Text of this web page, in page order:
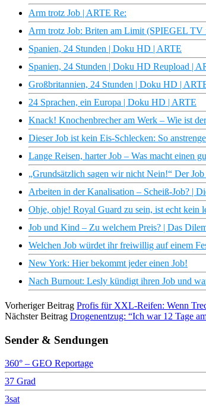
Arm trotz Job | ARTE Re:
Arm trotz Job: Briten am Limit (SPIEGEL TV
Spanien, 24 Stunden | Doku HD | ARTE
Spanien, 24 Stunden | Doku HD Reupload |
Großbritannien, 24 Stunden | Doku HD |
24 Sprachen, ein Europa | Doku HD | ARTE
Knack! Knochenbrecher am Werk – Wie ist
Dieser Job ist kein Eis-Schlecken: So
Lange Reisen, harter Job – Was macht einen
„Grundsätzlich sagen wir nicht Nein!“ Der
Arbeiten in der Kanalisation – Scheiß-Job? |
Ohje, ohje! Royal Guard zu sein, ist echt kein
Job und Kind – Zu welchem Preis? | Das
Welchen Job würdet ihr freiwillig auf einem
New York: Hier bekommt jeder einen Job!
Nach Burnout: Lesly kündigt ihren Job und
Vorheriger Beitrag Profis für XXL-Reifen: Wenn
Nächster Beitrag Drogenentzug: “Ich war 12 Tage
Sender & Sendungen
360° – GEO Reportage
37 Grad
3sat